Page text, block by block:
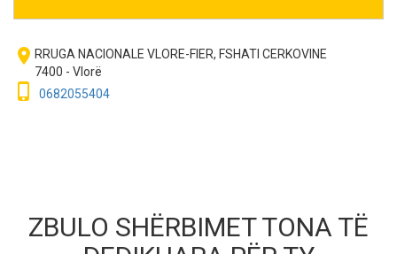
room RRUGA NACIONALE VLORE-FIER, FSHATI CERKOVINE
7400 - Vlorë
phone_iphone 0682055404
ZBULO SHËRBIMET TONA TË